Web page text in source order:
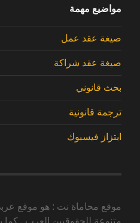
مواضيع مهمة
صيغة عقد عمل
صيغة عقد شراكة
بحث قانوني
ترجمة قانونية
ابتزاز فيسبوك
موقع محاماة نت : هو موقع
متنوعة للحقوقيين العرب , كما